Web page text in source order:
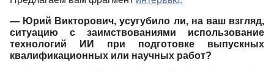
— Юрий Викторович, усугубило ли, на ваш взгляд,
ситуацию с заимствованиями использование
технологий ИИ при подготовке выпускных
квалификационных или научных работ?